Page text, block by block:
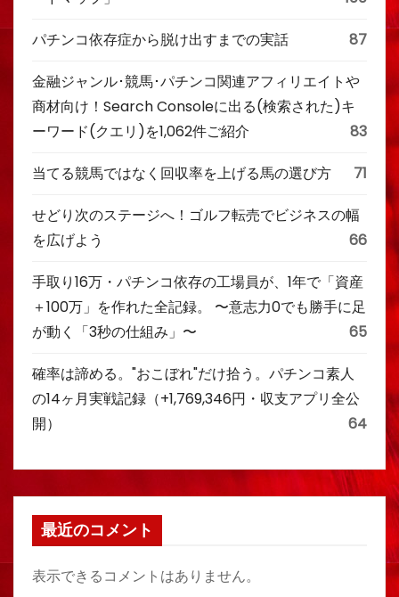
パチンコ依存症から脱け出すまでの実話 87
金融ジャンル･競馬･パチンコ関連アフィリエイトや
商材向け！Search Consoleに出る(検索された)キ
ーワード(クエリ)を1,062件ご紹介
83
当てる競馬ではなく回収率を上げる馬の選び方 71
せどり次のステージへ！ゴルフ転売でビジネスの幅
を広げよう
66
手取り16万・パチンコ依存の工場員が、1年で「資産
＋100万」を作れた全記録。 〜意志力0でも勝手に足
が動く「3秒の仕組み」〜
65
確率は諦める。"おこぼれ"だけ拾う。パチンコ素人
の14ヶ月実戦記録（+1,769,346円・収支アプリ全公
開）
64
最近のコメント
表示できるコメントはありません。